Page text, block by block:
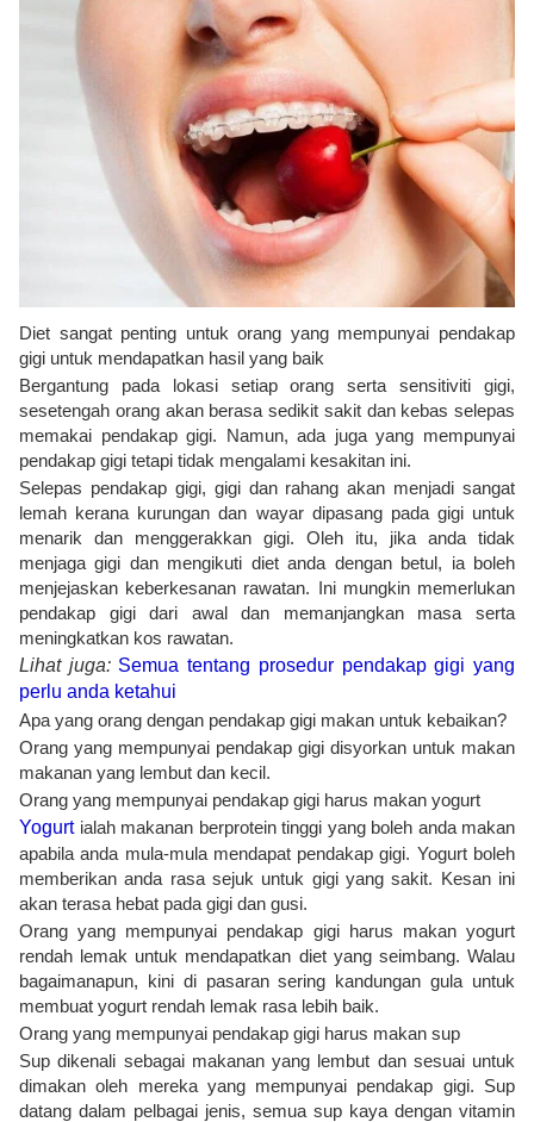
Diet sangat penting untuk orang yang mempunyai pendakap
gigi untuk mendapatkan hasil yang baik
Bergantung pada lokasi setiap orang serta sensitiviti gigi,
sesetengah orang akan berasa sedikit sakit dan kebas selepas
memakai pendakap gigi. Namun, ada juga yang mempunyai
pendakap gigi tetapi tidak mengalami kesakitan ini.
Selepas pendakap gigi, gigi dan rahang akan menjadi sangat
lemah kerana kurungan dan wayar dipasang pada gigi untuk
menarik dan menggerakkan gigi. Oleh itu, jika anda tidak
menjaga gigi dan mengikuti diet anda dengan betul, ia boleh
menjejaskan keberkesanan rawatan. Ini mungkin memerlukan
pendakap gigi dari awal dan memanjangkan masa serta
meningkatkan kos rawatan.
Lihat juga: Semua tentang prosedur pendakap gigi yang
perlu anda ketahui
Apa yang orang dengan pendakap gigi makan untuk kebaikan?
Orang yang mempunyai pendakap gigi disyorkan untuk makan
makanan yang lembut dan kecil.
Orang yang mempunyai pendakap gigi harus makan yogurt
Yogurtialah makanan berprotein tinggi yang boleh anda makan
apabila anda mula-mula mendapat pendakap gigi. Yogurt boleh
memberikan anda rasa sejuk untuk gigi yang sakit. Kesan ini
akan terasa hebat pada gigi dan gusi.
Orang yang mempunyai pendakap gigi harus makan yogurt
rendah lemak untuk mendapatkan diet yang seimbang. Walau
bagaimanapun, kini di pasaran sering kandungan gula untuk
membuat yogurt rendah lemak rasa lebih baik.
Orang yang mempunyai pendakap gigi harus makan sup
Sup dikenali sebagai makanan yang lembut dan sesuai untuk
dimakan oleh mereka yang mempunyai pendakap gigi. Sup
datang dalam pelbagai jenis, semua sup kaya dengan vitamin